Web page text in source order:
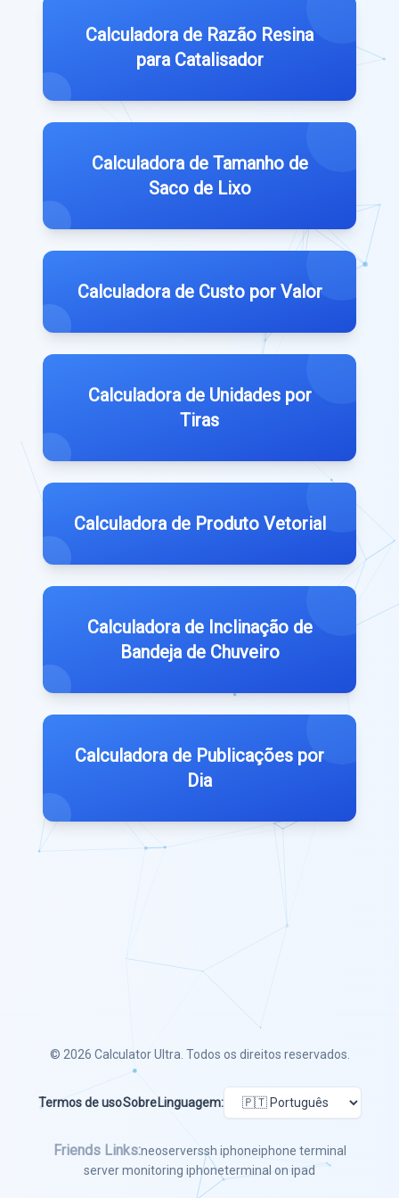
Calculadora de Razão Resina
para Catalisador
Calculadora de Tamanho de
Saco de Lixo
Calculadora de Custo por Valor
Calculadora de Unidades por
Tiras
Calculadora de Produto Vetorial
Calculadora de Inclinação de
Bandeja de Chuveiro
Calculadora de Publicações por
Dia
© 2026 Calculator Ultra . Todos os direitos reservados.
Termos de usoSobre Linguagem:
Friends Links:neoserverssh iphoneiphone terminal
server monitoring iphoneterminal on ipad